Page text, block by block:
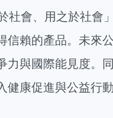
社會、用之於社會
信賴的產品。未來
力與國際能見度。
健康促進與公益行